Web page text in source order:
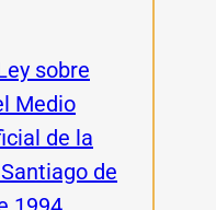
sobre
Medio
de la
de